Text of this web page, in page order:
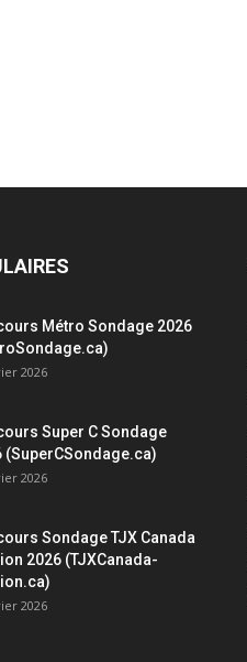
Métro Sondage 2026
2026
Super C Sondage
(SuperCSondage.ca)
2026
Sondage TJX Canada
2026 (TJXCanada-
2026